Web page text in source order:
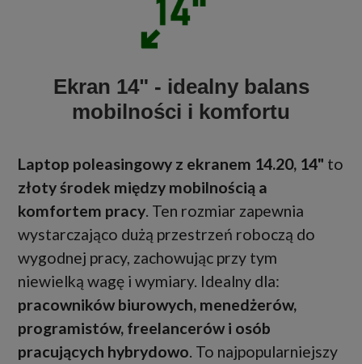
Ekran 14" - idealny balans
mobilności i komfortu
Laptop poleasingowy z ekranem 14.20, 14" to
złoty środek między mobilnością a
komfortem pracy . Ten rozmiar zapewnia
wystarczająco dużą przestrzeń roboczą do
wygodnej pracy, zachowując przy tym
niewielką wagę i wymiary. Idealny dla:
pracowników biurowych, menedżerów,
programistów, freelancerów i osób
pracujących hybrydowo . To najpopularniejszy